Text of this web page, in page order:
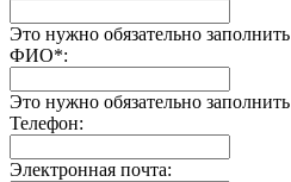
Это нужно обязательно заполнить
ФИО*:
Это нужно обязательно заполнить
Телефон:
Электронная почта: